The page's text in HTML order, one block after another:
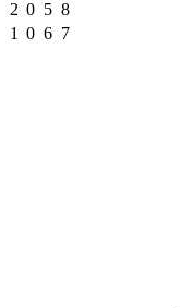
2 0 5 8
1 0 6 7